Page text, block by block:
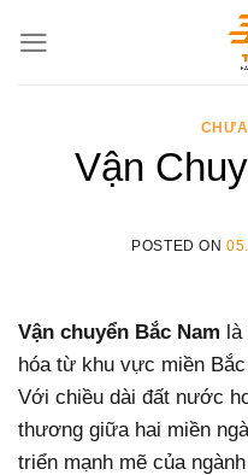
Vận
POSTED ON
Vận chuyển Bắc Nam là
hóa từ khu vực miền
Với chiều dài đất nước
thương giữa hai miền
triển mạnh mẽ của